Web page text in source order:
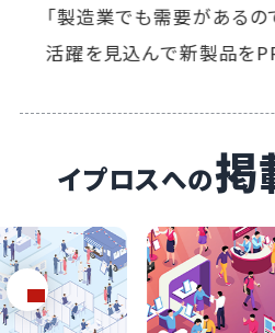
想定外のニーズ発掘に寄
り自社製品の活躍の場が広
イプロスへの掲